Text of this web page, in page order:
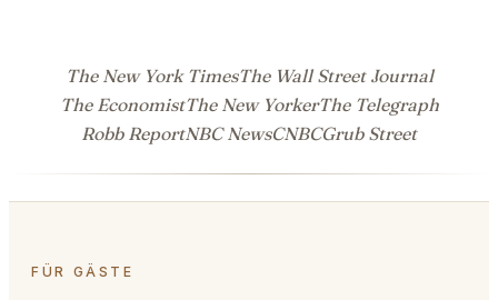
The New York TimesThe Wall Street Journal
The EconomistThe New YorkerThe Telegraph
Robb ReportNBC NewsCNBCGrub Street
FÜR GÄSTE